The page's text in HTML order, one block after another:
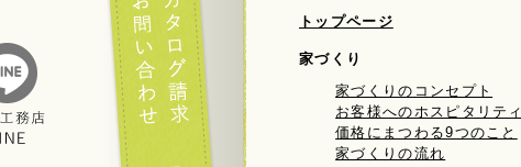
トップページ
家づくり
家づくりのコンセプト
お客様へのホスピタリティ
価格にまつわる9つのこと
家づくりの流れ